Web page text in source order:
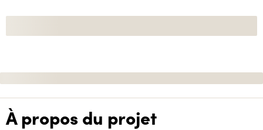
À propos du projet